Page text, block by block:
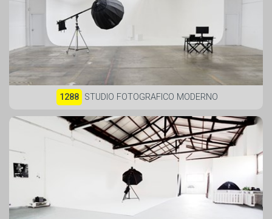
1288 STUDIO FOTOGRAFICO MODERNO